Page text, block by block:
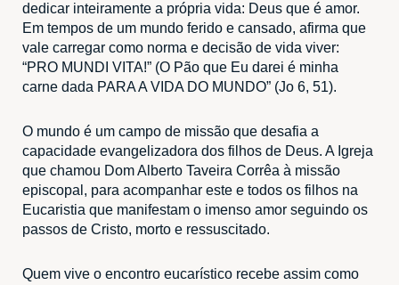
dedicar inteiramente a própria vida: Deus que é amor.
Em tempos de um mundo ferido e cansado, afirma que
vale carregar como norma e decisão de vida viver:
“PRO MUNDI VITA!” (O Pão que Eu darei é minha
carne dada PARA A VIDA DO MUNDO” (Jo 6, 51).
O mundo é um campo de missão que desafia a
capacidade evangelizadora dos filhos de Deus. A Igreja
que chamou Dom Alberto Taveira Corrêa à missão
episcopal, para acompanhar este e todos os filhos na
Eucaristia que manifestam o imenso amor seguindo os
passos de Cristo, morto e ressuscitado.
Quem vive o encontro eucarístico recebe assim como